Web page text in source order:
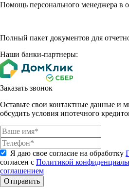
Помощь персонального менеджера в
Полный пакет документов для
Наши банки-партнеры:
Заказать звонок
Оставьте свои контактные данные и
обсудить условия ипотечного
Я даю свое согласие на обработку
согласен с Политикой
соглашением
Отправить